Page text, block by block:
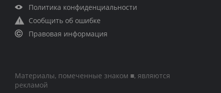
Политика конфиденциальности
Сообщить об ошибке
Правовая информация
Материалы, помеченные знаком ■, являются
рекламой